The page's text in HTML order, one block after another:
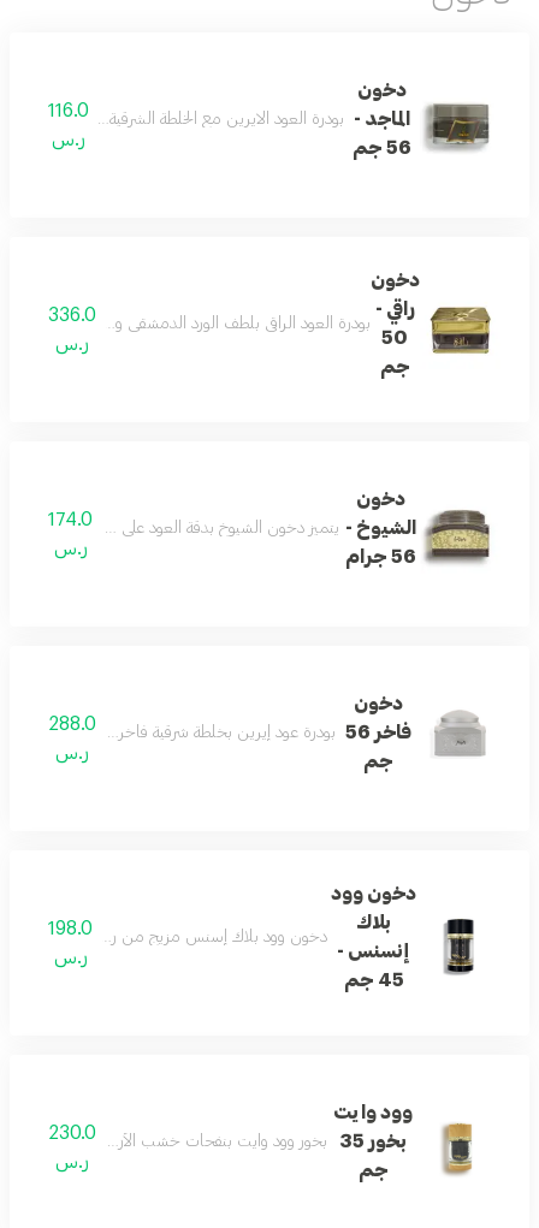
دخون
الماجد -
56 جم
بودرة العود الايرين مع الخلطة الشرقية إستخدام يومي
116.0
ر.س
دخون
راقي -
50
جم
بودرة العود الراقي بلطف الورد الدمشقي ودفْ المريمية
336.0
ر.س
دخون
الشيوخ -
56 جرام
يتميز دخون الشيوخ بدقة العود على خلطة شرقية
174.0
ر.س
دخون
فاخر 56
جم
بودرة عود إيرين بخلطة شرقية فاخرة للاستخدام
288.0
ر.س
دخون وود
بلاك
إنسنس -
45 جم
دخون وود بلاك إسنس مزيج من روائح عطرية من
198.0
ر.س
وود وايت
بخور 35
جم
بخور وود وايت بنفحات خشب الأرز والكراميل
230.0
ر.س